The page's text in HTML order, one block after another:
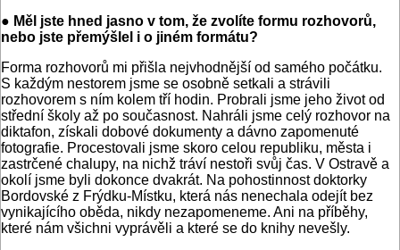
● Měl jste hned jasno v tom, že zvolíte formu rozhovorů,
nebo jste přemýšlel i o jiném formátu?
Forma rozhovorů mi přišla nejvhodnější od samého počátku.
S každým nestorem jsme se osobně setkali a strávili
rozhovorem s ním kolem tří hodin. Probrali jsme jeho život od
střední školy až po současnost. Nahráli jsme celý rozhovor na
diktafon, získali dobové dokumenty a dávno zapomenuté
fotografie. Procestovali jsme skoro celou republiku, města i
zastrčené chalupy, na nichž tráví nestoři svůj čas. V Ostravě a
okolí jsme byli dokonce dvakrát. Na pohostinnost doktorky
Bordovské z Frýdku-Místku, která nás nenechala odejít bez
vynikajícího oběda, nikdy nezapomeneme. Ani na příběhy,
které nám všichni vyprávěli a které se do knihy nevešly.